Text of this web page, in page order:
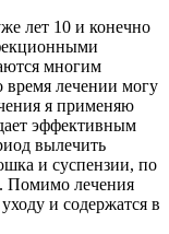
лет 10 и конечно
многим
лечении могу
я применяю
эффективным
вылечить
и суспензии, по
Помимо лечения
и содержатся в